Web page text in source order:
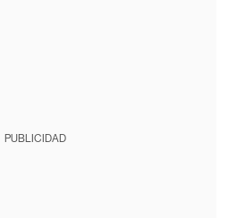
PUBLICIDAD